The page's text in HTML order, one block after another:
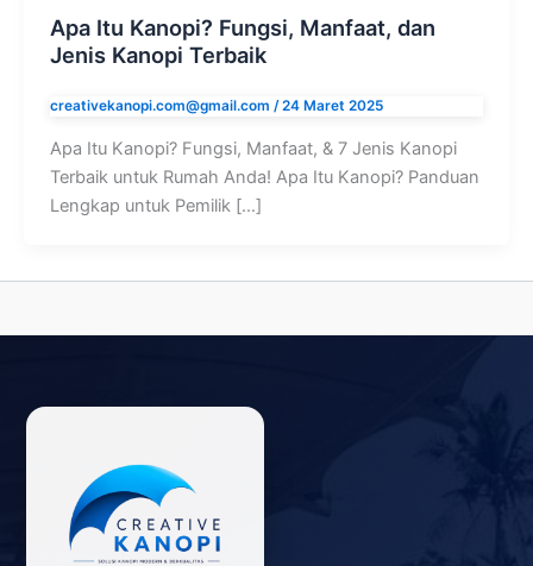
Apa Itu Kanopi? Fungsi, Manfaat, dan
Jenis Kanopi Terbaik
creativekanopi.com@gmail.com /24 Maret 2025
Apa Itu Kanopi? Fungsi, Manfaat, & 7 Jenis Kanopi
Terbaik untuk Rumah Anda! Apa Itu Kanopi? Panduan
Lengkap untuk Pemilik […]